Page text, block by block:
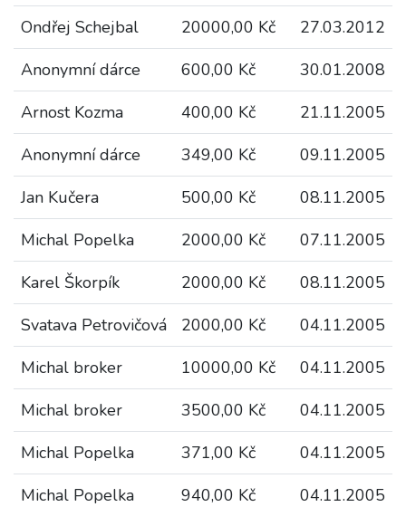
Ondřej Schejbal 20000,00 Kč
27.03.2012
Anonymní dárce
600,00 Kč
30.01.2008
Arnost Kozma
400,00 Kč
21.11.2005
Anonymní dárce
349,00 Kč
09.11.2005
Jan Kučera
500,00 Kč
08.11.2005
Michal Popelka
2000,00 Kč
07.11.2005
Karel Škorpík
2000,00 Kč
08.11.2005
Svatava Petrovičová
2000,00 Kč
04.11.2005
Michal broker
10000,00 Kč
04.11.2005
Michal broker
3500,00 Kč
04.11.2005
Michal Popelka
371,00 Kč
04.11.2005
Michal Popelka
940,00 Kč
04.11.2005